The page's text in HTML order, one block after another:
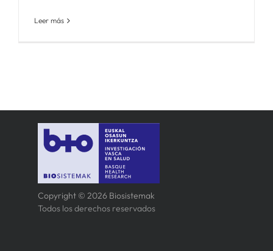
Leer más
Copyright © 2026 Biosistemak
Todos los derechos reservados